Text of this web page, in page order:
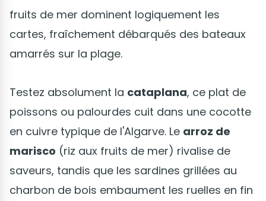
fruits de mer dominent logiquement les
cartes, fraîchement débarqués des bateaux
amarrés sur la plage.
Testez absolument la cataplana, ce plat de
poissons ou palourdes cuit dans une cocotte
en cuivre typique de l'Algarve. Le arroz de
marisco (riz aux fruits de mer) rivalise de
saveurs, tandis que les sardines grillées au
charbon de bois embaument les ruelles en fin